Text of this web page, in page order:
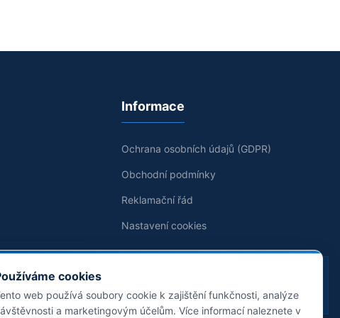
Informace
Ochrana osobních údajů (GDPR)
Obchodní podmínky
Reklamační řád
Nastavení cookies
osob.
cookies
web používá soubory cookie k zajištění funkčnosti, analýze
a marketingovým účelům. Více informací naleznete v